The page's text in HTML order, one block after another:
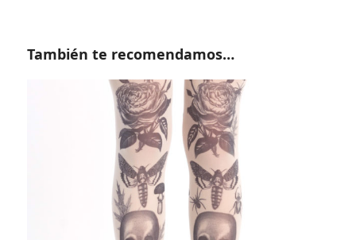
También te recomendamos…